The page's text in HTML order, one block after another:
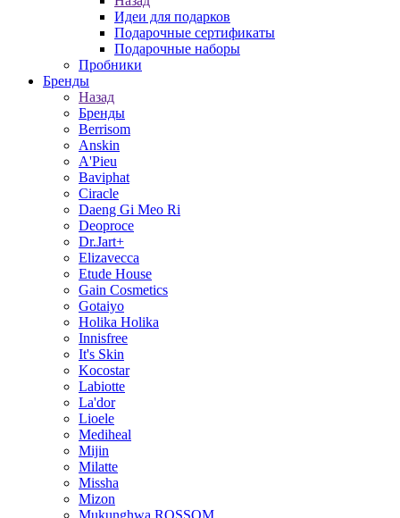
Идеи для подарков
Подарочные сертификаты
Подарочные наборы
Пробники
Бренды
Назад
Бренды
Berrisom
Anskin
A'Pieu
Baviphat
Ciracle
Daeng Gi Meo Ri
Deoproce
Dr.Jart+
Elizavecca
Etude House
Gain Cosmetics
Gotaiyo
Holika Holika
Innisfree
It's Skin
Kocostar
Labiotte
La'dor
Lioele
Mediheal
Mijin
Milatte
Missha
Mizon
Mukunghwa ROSSOM